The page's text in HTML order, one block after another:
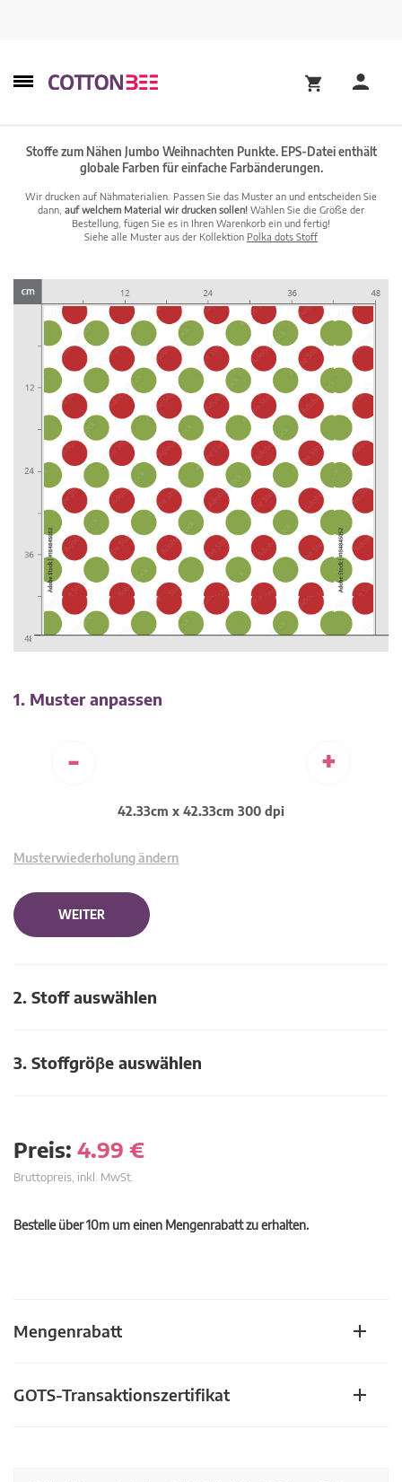
Stoffe zum Nähen Jumbo Weihnachten Punkte. EPS-Datei enthält
globale Farben für einfache Farbänderungen.
Wir drucken auf Nähmaterialien. Passen Sie das Muster an und entscheiden Sie
dann, auf welchem Material wir drucken sollen! Wählen Sie die Größe der
Bestellung, fügen Sie es in Ihren Warenkorb ein und fertig!
Siehe alle Muster aus der Kollektion Polka dots Stoff
1. Muster anpassen
- +
42.33cm x 42.33cm 300 dpi
Musterwiederholung ändern
WEITER
2. Stoff auswählen
3. Stoffgröβe auswählen
Preis: 4.99 €
Bruttopreis, inkl. MwSt.
Bestelle über 10m um einen Mengenrabatt zu erhalten.
Mengenrabatt
GOTS-Transaktionszertifikat